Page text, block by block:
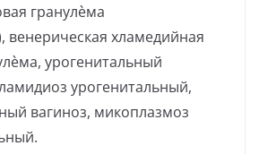
гранулѐма
венерическая хламедийная
урогенитальный
урогенитальный,
вагиноз, микоплазмоз